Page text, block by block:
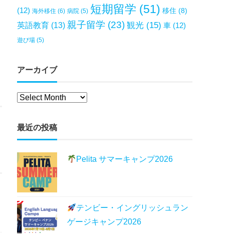
(12) 海外移住 (6) 病院 (5) 短期留学 (51) 移住 (8)
英語教育 (13) 親子留学 (23) 観光 (15) 車 (12)
遊び場 (5)
アーカイブ
最近の投稿
Pelita サマーキャンプ2026
テンビー・イングリッシュラン
ゲージキャンプ2026